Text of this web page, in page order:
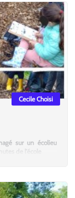
sur un écolieu
de l'école
Cecile Choisi